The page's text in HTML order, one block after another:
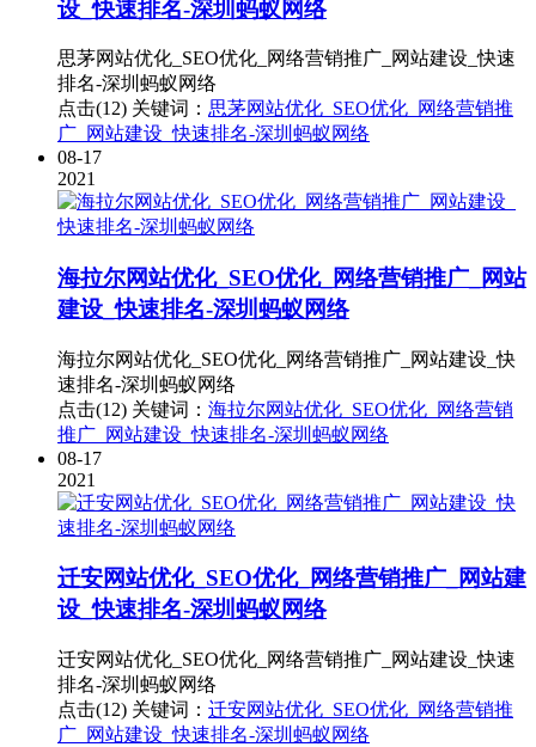
设_快速排名-深圳蚂蚁网络
思茅网站优化_SEO优化_网络营销推广_网站建设_快速
排名-深圳蚂蚁网络
点击(12) 关键词： 思茅网站优化_SEO优化_网络营销推
广_网站建设_快速排名-深圳蚂蚁网络
08-17
2021
海拉尔网站优化_SEO优化_网络营销推广_网站
建设_快速排名-深圳蚂蚁网络
海拉尔网站优化_SEO优化_网络营销推广_网站建设_快
速排名-深圳蚂蚁网络
点击(12) 关键词： 海拉尔网站优化_SEO优化_网络营销
推广_网站建设_快速排名-深圳蚂蚁网络
08-17
2021
迁安网站优化_SEO优化_网络营销推广_网站建
设_快速排名-深圳蚂蚁网络
迁安网站优化_SEO优化_网络营销推广_网站建设_快速
排名-深圳蚂蚁网络
点击(12) 关键词： 迁安网站优化_SEO优化_网络营销推
广_网站建设_快速排名-深圳蚂蚁网络